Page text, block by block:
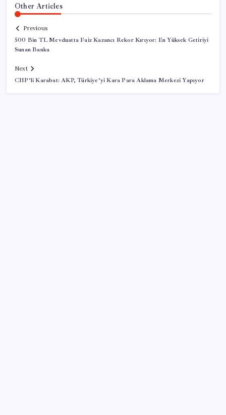
Other Articles
Previous
500 Bin TL Mevduatta Faiz Kazancı Rekor Kırıyor: En Yüksek Getiriyi
Sunan Banka
Next
CHP’li Karabat: AKP, Türkiye’yi Kara Para Aklama Merkezi Yapıyor